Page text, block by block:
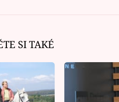
SI TAKÉ